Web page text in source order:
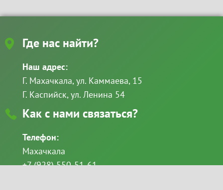
Где нас найти?
Наш адрес:
Г. Махачкала, ул. Каммаева, 15
Г. Каспийск, ул. Ленина 54
Как с нами связаться?
Телефон:
Махачкала
+7 (928) 550-51-61